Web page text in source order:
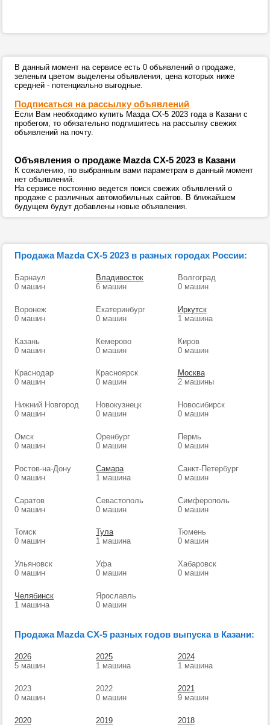
В данный момент на сервисе есть 0 объявлений о продаже,
зеленым цветом выделены объявления, цена которых ниже
средней - потенциально выгодные.
Подписаться на рассылку объявлений
Если Вам необходимо купить Мазда СХ-5 2023 года в Казани с
пробегом, то обязательно подпишитесь на рассылку свежих
объявлений на почту.
Объявления о продаже Mazda CX-5 2023 в Казани
К сожалению, по выбранным вами параметрам в данный момент
нет объявлений.
На сервисе постоянно ведется поиск свежих объявлений о
продаже с различных автомобильных сайтов. В ближайшем
будущем будут добавлены новые объявления.
Продажа Mazda CX-5 2023 в разных городах России:
Барнаул
0 машин
Владивосток
6 машин
Волгоград
0 машин
Воронеж
0 машин
Екатеринбург
0 машин
Иркутск
1 машина
Казань
0 машин
Кемерово
0 машин
Киров
0 машин
Краснодар
0 машин
Красноярск
0 машин
Москва
2 машины
Нижний Новгород
0 машин
Новокузнецк
0 машин
Новосибирск
0 машин
Омск
0 машин
Оренбург
0 машин
Пермь
0 машин
Ростов-на-Дону
0 машин
Самара
1 машина
Санкт-Петербург
0 машин
Саратов
0 машин
Севастополь
0 машин
Симферополь
0 машин
Томск
0 машин
Тула
1 машина
Тюмень
0 машин
Ульяновск
0 машин
Уфа
0 машин
Хабаровск
0 машин
Челябинск
1 машина
Ярославль
0 машин
Продажа Mazda CX-5 разных годов выпуска в Казани:
2026
5 машин
2025
1 машина
2024
1 машина
2023
0 машин
2022
0 машин
2021
9 машин
2020
2019
2018